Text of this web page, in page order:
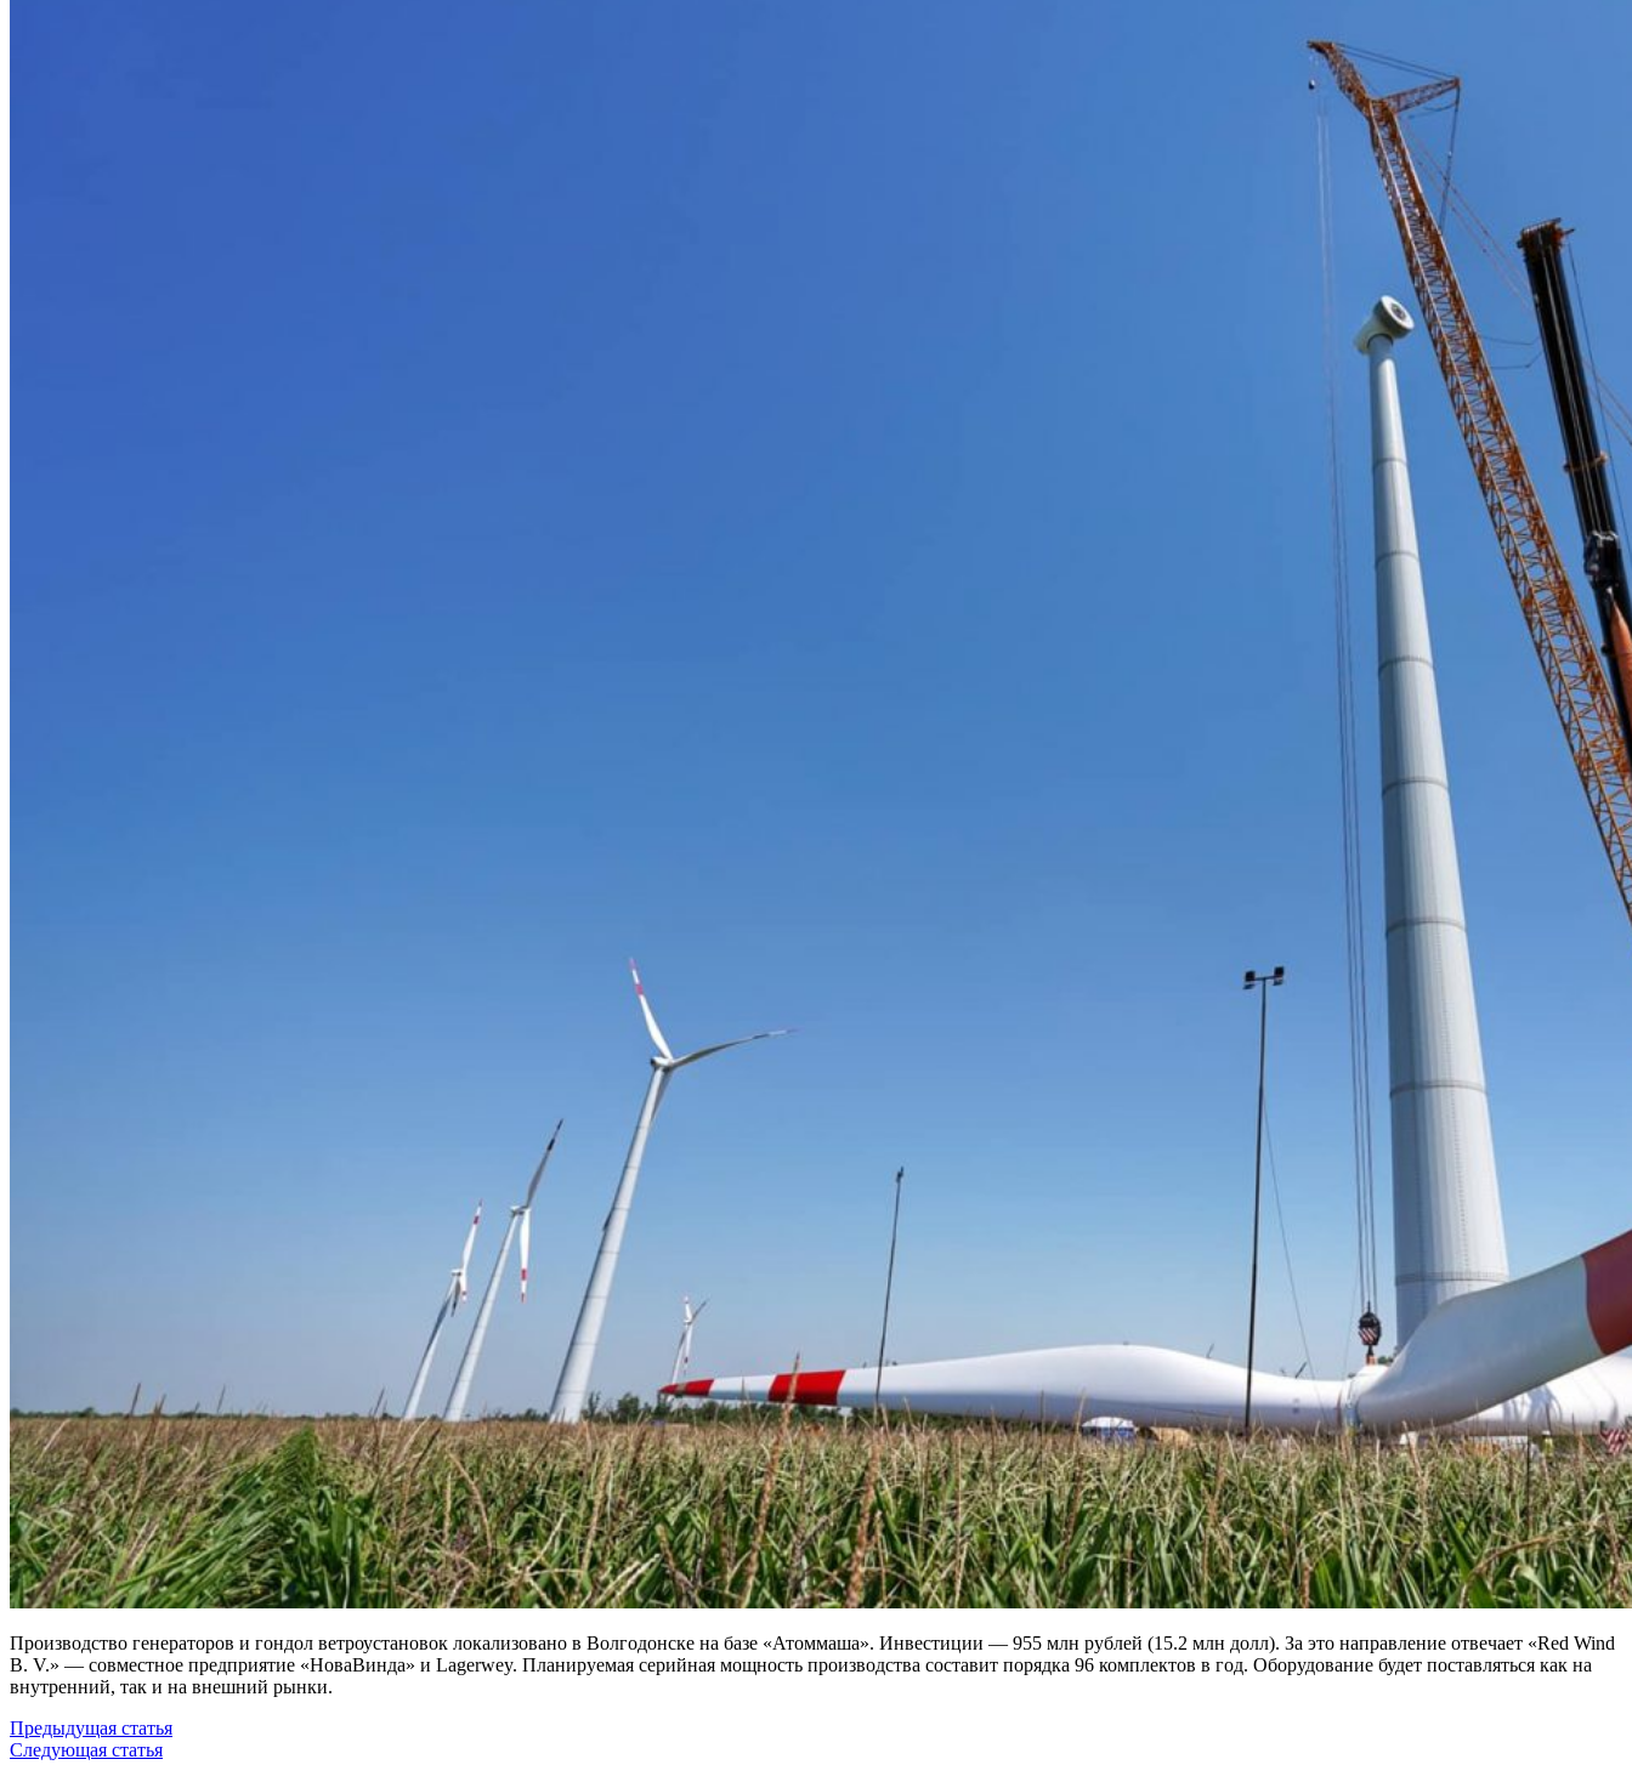
Производство генераторов и гондол ветроустановок локализовано в Волгодонске на базе «Атоммаша». Инвестиции — 955 млн рублей (15.2 млн долл). За это направление отвечает «Red Wind
B. V.» — совместное предприятие «НоваВинда» и Lagerwey. Планируемая серийная мощность производства составит порядка 96 комплектов в год. Оборудование будет поставляться как на
внутренний, так и на внешний рынки.
Предыдущая статья
Следующая статья